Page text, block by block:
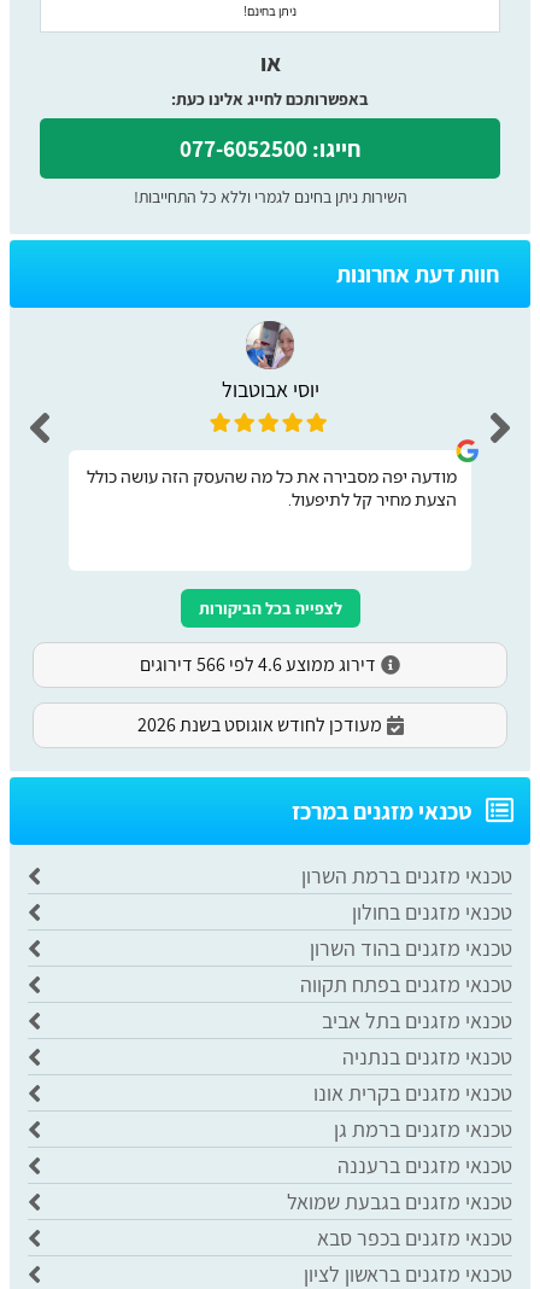
ניתן בחינם!
או
באפשרותכם לחייג אלינו כעת:
חייגו: 077-6052500
השירות ניתן בחינם לגמרי וללא כל התחייבות!
חוות דעת אחרונות
יוסי אבוטבול
מודעה יפה מסבירה את כל מה שהעסק הזה עושה כולל
הצעת מחיר קל לתיפעול.
לצפייה בכל הביקורות
דירוג ממוצע 4.6 לפי 566 דירוגים
מעודכן לחודש אוגוסט בשנת 2026
​טכנאי מזגנים במרכז
טכנאי מזגנים ברמת השרון
טכנאי מזגנים בחולון
טכנאי מזגנים בהוד השרון
טכנאי מזגנים בפתח תקווה
טכנאי מזגנים בתל אביב
טכנאי מזגנים בנתניה
טכנאי מזגנים בקרית אונו
טכנאי מזגנים ברמת גן
טכנאי מזגנים ברעננה
טכנאי מזגנים בגבעת שמואל
טכנאי מזגנים בכפר סבא
טכנאי מזגנים בראשון לציון